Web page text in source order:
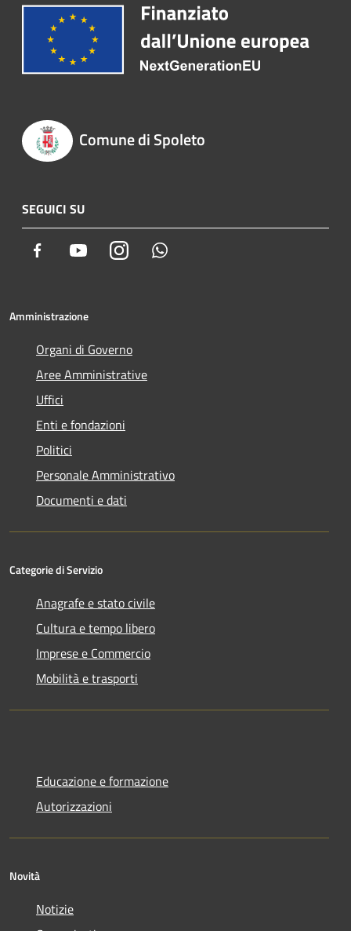
Comune di Spoleto
SEGUICI SU
Facebook YoutubeInstagram
Amministrazione
Organi di Governo
Aree Amministrative
Uffici
Enti e fondazioni
Politici
Personale Amministrativo
Documenti e dati
Categorie di Servizio
Anagrafe e stato civile
Cultura e tempo libero
Imprese e Commercio
Mobilità e trasporti
Educazione e formazione
Autorizzazioni
Novità
Notizie